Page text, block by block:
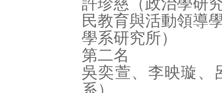
民教育與活動領導
學系研究所）
第二名
吳奕萱、李映璇、